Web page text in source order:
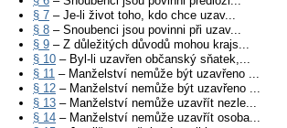
§ 7 – Je-li život toho, kdo chce uzav...
§ 8 – Snoubenci jsou povinni při uzav...
§ 9 – Z důležitých důvodů mohou krajs...
§ 10 – Byl-li uzavřen občanský sňatek,...
§ 11 – Manželství nemůže být uzavřeno ...
§ 12 – Manželství nemůže být uzavřeno ...
§ 13 – Manželství nemůže uzavřít nezle...
§ 14 – Manželství nemůže uzavřít osoba...